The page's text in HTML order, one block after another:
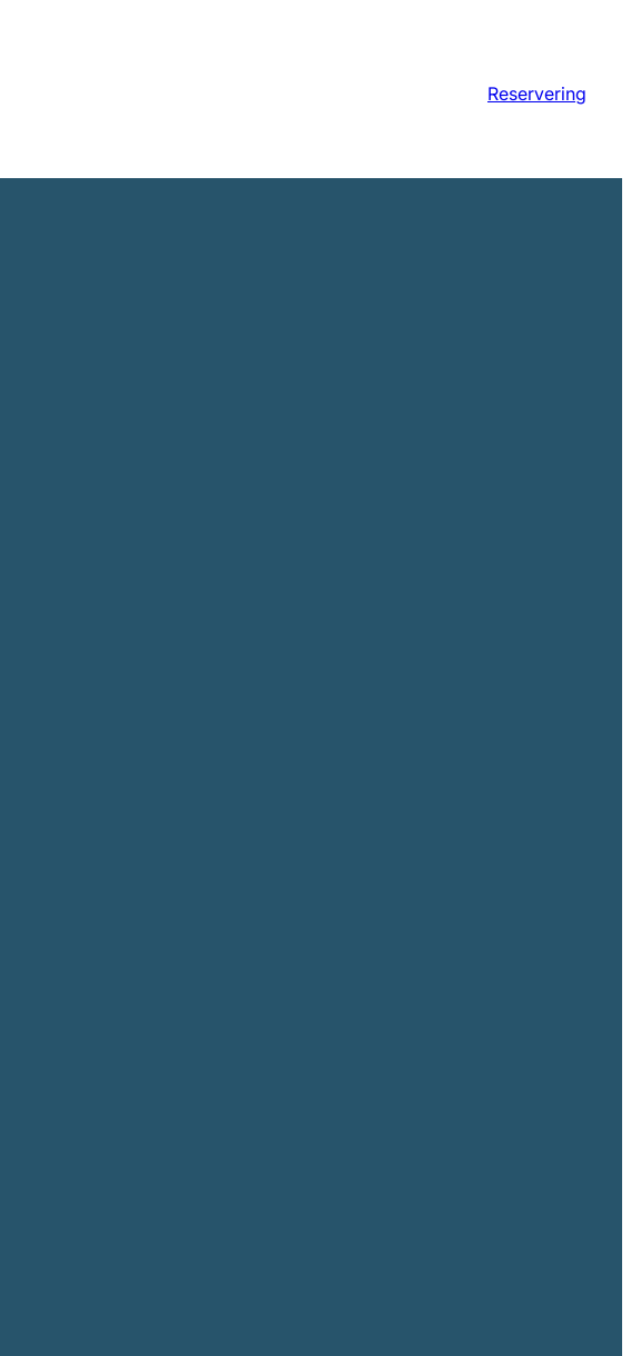
Reservering